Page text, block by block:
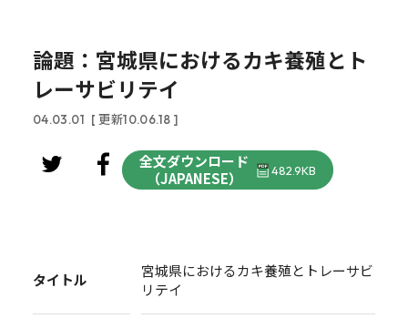
論題：宮城県におけるカキ養殖とト
レーサビリテイ
04.03.01 [ 更新10.06.18 ]
全文ダウンロード
（JAPANESE）
482.9KB
タイトル
宮城県におけるカキ養殖とトレーサビ
リテイ